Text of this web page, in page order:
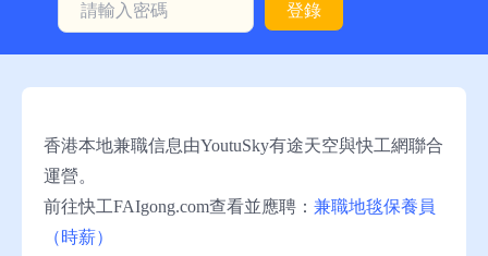
登錄
信
息
香港本地兼職信息由YoutuSky有途天空與快工網聯合
運營。
前往快工FAIgong.com查看並應聘： 兼職地毯保養員
（時薪）